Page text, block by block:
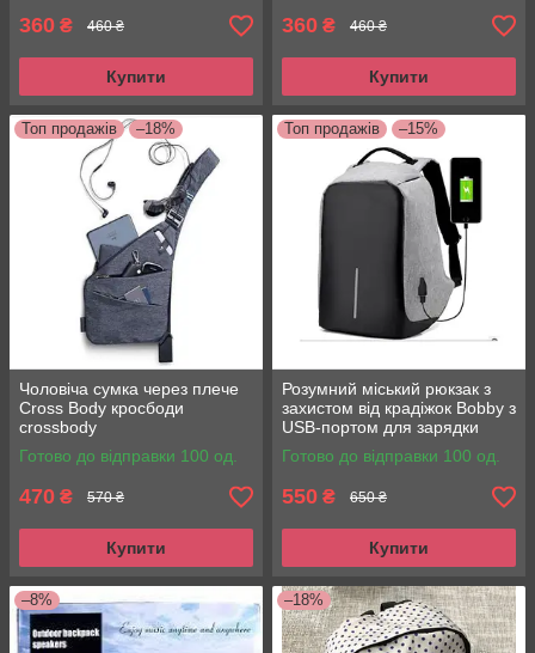
Ще Ви можете знайти в Shoptopsгаманці -
органайзери.
Замовлення приймаються в будь-який час
доби. Вам не треба нікуди їхати, просто
зайдіть на сайт ShopTops і виберіть те, що
треба. Здійснюйте покупки з комфортом.
360 ₴ 460 ₴
Купити
360 ₴ 460 ₴
Купити
Топ продажів –18%
Чоловіча сумка через плече
Cross Body кросбоди
crossbody
Готово до відправки 100 од.
470 ₴ 570 ₴
Купити
Топ продажів –15%
Розумний міський рюкзак з
захистом від крадіжок Bobby з
USB-портом для зарядки
Боббі антивор
Готово до відправки 100 од.
550 ₴ 650 ₴
Купити
–8% –18%